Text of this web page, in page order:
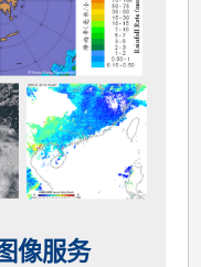
像服务